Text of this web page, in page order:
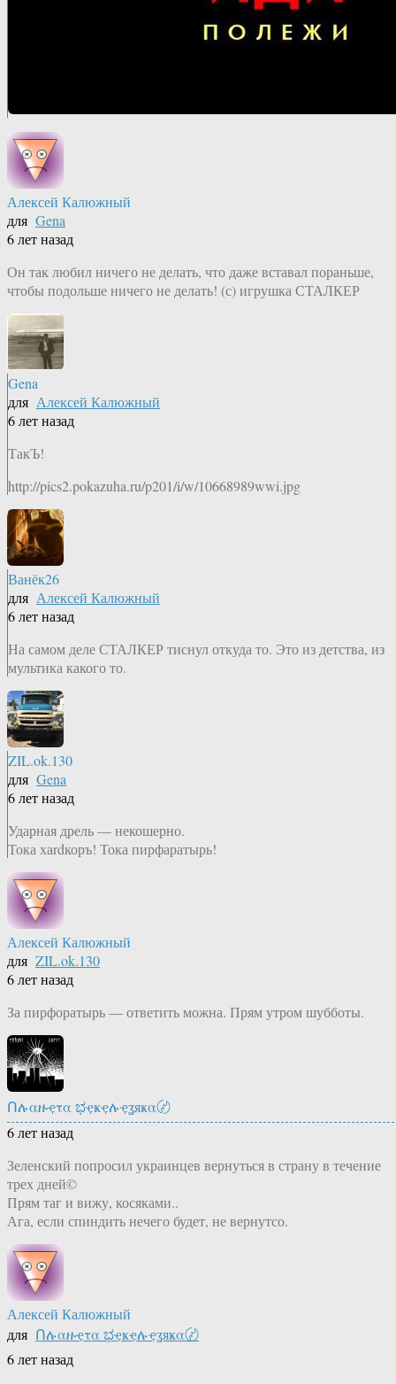
Алексей Калюжный
для Gena
6 лет назад
Он так любил ничего не делать, что даже вставал пораньше,
чтобы подольше ничего не делать! (с) игрушка СТАЛКЕР
Gena
для Алексей Калюжный
6 лет назад
ТакЪ!
http://pics2.pokazuha.ru/p201/i/w/10668989wwi.jpg
Ванёк26
для Алексей Калюжный
6 лет назад
На самом деле СТАЛКЕР тиснул откуда то. Это из детства, из
мультика какого то.
ZIL.ok.130
для Gena
6 лет назад
Ударная дрель — некошерно.
Тока хаrdкоръ! Тока пирфаратырь!
Алексей Калюжный
для ZIL.ok.130
6 лет назад
За пирфоратырь — ответить можна. Прям утром шубботы.
Ոሉαዙҿτα ಭҿҝҿሉҿʓяҝα〄
6 лет назад
Зеленский попросил украинцев вернуться в страну в течение
трех дней©
Прям таг и вижу, косяками..
Ага, если спиндить нечего будет, не вернутсо.
Алексей Калюжный
для Ոሉαዙҿτα ಭҿҝҿሉҿʓяҝα〄
6 лет назад